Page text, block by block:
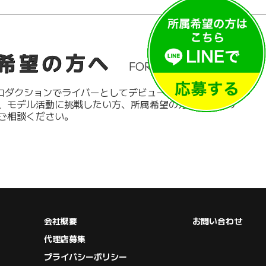
望の方へ FOR LIVER
クションでライバーとしてデビューしたい方、インフ
モデル活動に挑戦したい方、所属希望の方は、以下の
談ください。
会社概要
代理店募集
プライバシーポリシー
お問い合わせ